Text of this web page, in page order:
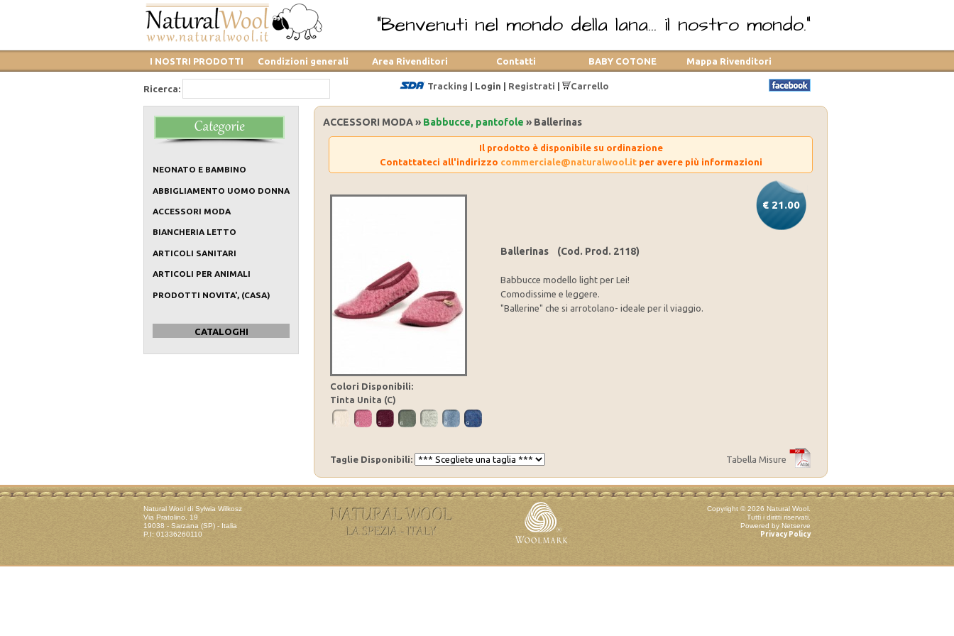
"Benvenuti nel mondo della lana... il nostro mondo."
I NOSTRI PRODOTTI Condizioni generali Area Rivenditori Contatti BABY COTONE Mappa Rivenditori
Ricerca: Tracking Login Registrati Carrello
NEONATO E BAMBINO
ABBIGLIAMENTO UOMO DONNA
ACCESSORI MODA
BIANCHERIA LETTO
ARTICOLI SANITARI
ARTICOLI PER ANIMALI
PRODOTTI NOVITA', (CASA)
CATALOGHI
ACCESSORI MODA » Babbucce, pantofole » Ballerinas
Il prodotto è disponibile su ordinazione
Contattateci all'indirizzo commerciale@naturalwool.itper avere più informazioni
€ 21.00
Ballerinas (Cod. Prod. 2118)
Babbucce modello light per Lei!
Comodissime e leggere.
"Ballerine" che si arrotolano- ideale per il viaggio.
Colori Disponibili:
Tinta Unita (C)
Taglie Disponibili: Tabella Misure
Natural Wool di Sylwia Wilkosz
Via Pratolino, 19
19038 - Sarzana (SP) - Italia
P.I: 01336260110
Copyright © 2026 Natural Wool.
Tutti i diritti riservati.
Powered by Netserve
Privacy Policy